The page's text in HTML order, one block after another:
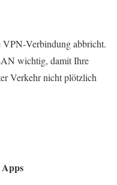
abbricht.
wichtig, damit Ihre
Verkehr nicht plötzlich